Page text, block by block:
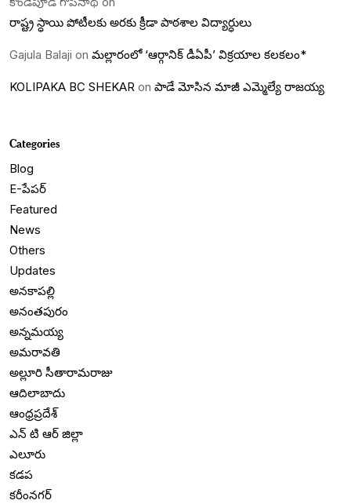
రాష్ట్ర స్ధాయి పోటీలకు అరకు క్రీడా పాఠశాల విద్యార్ధులు
Gajula Balaji on మల్లారంలో ‘ఆర్గానిక్ డీఏపీ’ విక్రయాల కలకలం*
KOLIPAKA BC SHEKAR on పాడే మోసిన మాజీ ఎమ్మెల్యే రాజయ్య
Categories
Blog
E-పేపర్
Featured
News
Others
Updates
అనకాపల్లి
అనంతపురం
అన్నమయ్య
అమరావతి
అల్లూరి సీతారామరాజు
ఆదిలాబాదు
ఆంధ్రప్రదేశ్
ఎన్ టి ఆర్ జిల్లా
ఎలూరు
కడప
కరీంనగర్